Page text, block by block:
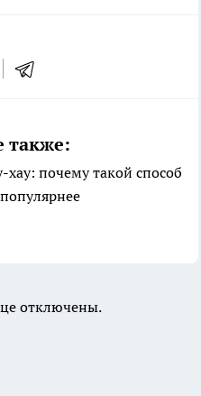
также:
почему такой способ
отключены.